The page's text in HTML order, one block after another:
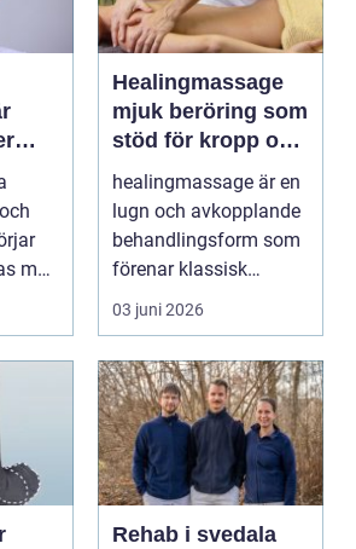
mer
Healingmassage
mjuk beröring som
stöd för kropp och
själ
healingmassage är en
lugn och avkopplande
behandlingsform som
förenar klassisk
massage med
energibas...
03 juni 2026
Rehab i svedala